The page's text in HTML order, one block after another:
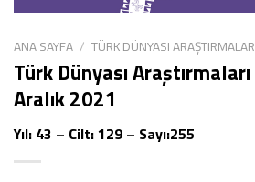
ANA SAYFA / TÜRK DÜNYASI
Türk Dünyası
Aralık 2021
Yıl: 43 – Cilt: 129 – Sayı:255